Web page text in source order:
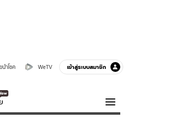
นำโชค WeTV เข้าสู่ระบบสมาชิก